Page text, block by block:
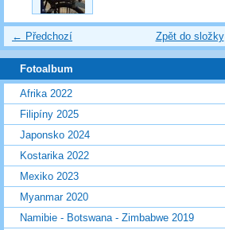
← Předchozí Zpět do složky
Fotoalbum
Afrika 2022
Filipíny 2025
Japonsko 2024
Kostarika 2022
Mexiko 2023
Myanmar 2020
Namibie - Botswana - Zimbabwe 2019